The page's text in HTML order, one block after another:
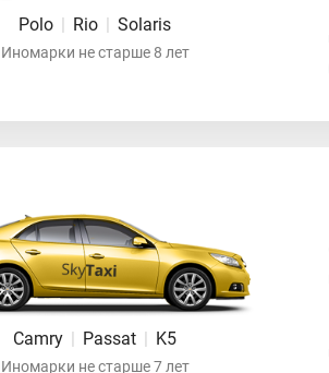
Polo | Rio | Solaris
Иномарки не старше 8 лет
Camry | Passat | K5
Иномарки не старше 7 лет